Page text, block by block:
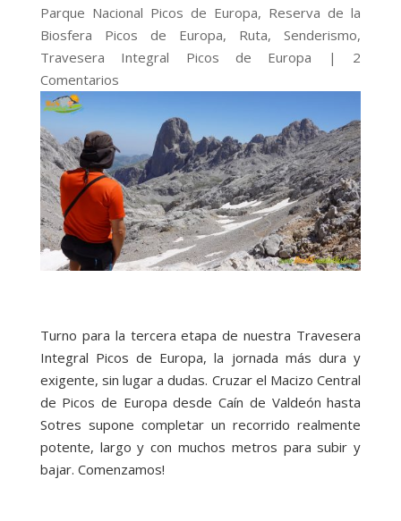
Parque Nacional Picos de Europa, Reserva de la
Biosfera Picos de Europa, Ruta,Senderismo,
Travesera Integral Picos de Europa | 2
Comentarios
Turno para la tercera etapa de nuestra Travesera
Integral Picos de Europa, la jornada más dura y
exigente, sin lugar a dudas. Cruzar el Macizo Central
de Picos de Europa desde Caín de Valdeón hasta
Sotres supone completar un recorrido realmente
potente, largo y con muchos metros para subir y
bajar. Comenzamos!